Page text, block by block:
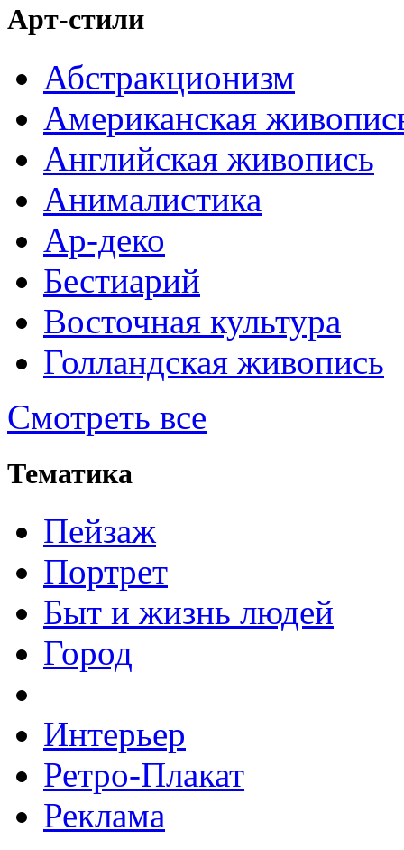
Арт-стили
Абстракционизм
Американская
Английская живопись
Анималистика
Ар-деко
Бестиарий
Восточная культура
Голландская живопись
Смотреть все
Тематика
Пейзаж
Портрет
Быт и жизнь людей
Город
Интерьер
Ретро-Плакат
Реклама